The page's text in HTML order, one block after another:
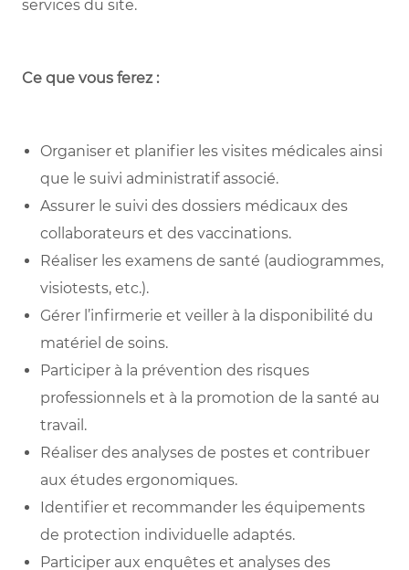
services du site.
Ce que vous ferez :
Organiser et planifier les visites médicales ainsi
que le suivi administratif associé.
Assurer le suivi des dossiers médicaux des
collaborateurs et des vaccinations.
Réaliser les examens de santé (audiogrammes,
visiotests, etc.).
Gérer l’infirmerie et veiller à la disponibilité du
matériel de soins.
Participer à la prévention des risques
professionnels et à la promotion de la santé au
travail.
Réaliser des analyses de postes et contribuer
aux études ergonomiques.
Identifier et recommander les équipements
de protection individuelle adaptés.
Participer aux enquêtes et analyses des